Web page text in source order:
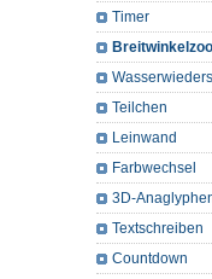
Timer
Teilchen
Leinwand
Farbwechsel
3D-
Textschreiben
Countdown